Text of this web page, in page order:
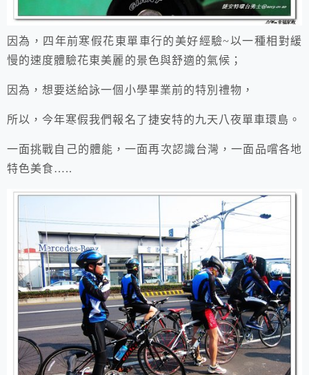
因為，四年前寒假花東單車行的美好經驗~以一種相對緩
慢的速度體驗花東美麗的景色與舒適的氣候；
因為，想要送給詠一個小學畢業前的特別禮物，
所以，今年寒假我們報名了捷安特的九天八夜單車環島。
一面挑戰自己的體能，一面再次認識台灣，一面品嚐各地
特色美食…..